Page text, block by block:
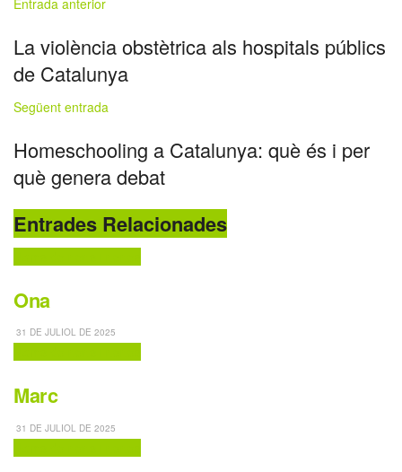
Entrada anterior
La violència obstètrica als hospitals públics
de Catalunya
Següent entrada
Homeschooling a Catalunya: què és i per
què genera debat
Entrades Relacionades
Ona
31 DE JULIOL DE 2025
Marc
31 DE JULIOL DE 2025